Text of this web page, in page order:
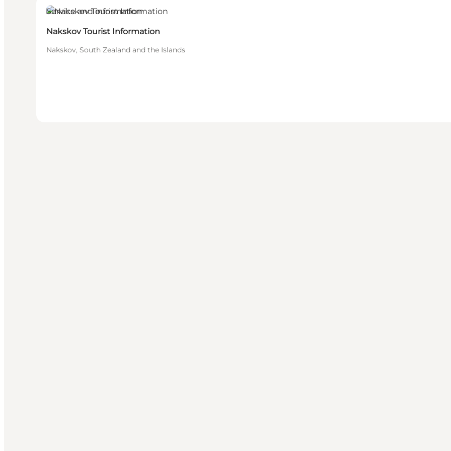
Service and information
Nakskov Tourist Information
Nakskov, South Zealand and the Islands